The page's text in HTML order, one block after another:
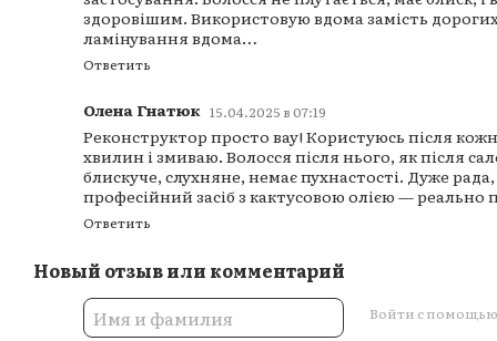
здоровішим. Використовую вдома замість
ламінування вдома…
Ответить
Олена Гнатюк 15.04.2025 в 07:19
Реконструктор просто вау! Користуюсь після
хвилин і змиваю. Волосся після нього, як після
блискуче, слухняне, немає пухнастості. Дуже
професійний засіб з кактусовою олією — реально
Ответить
Новый отзыв или комментарий
Войти с помощью